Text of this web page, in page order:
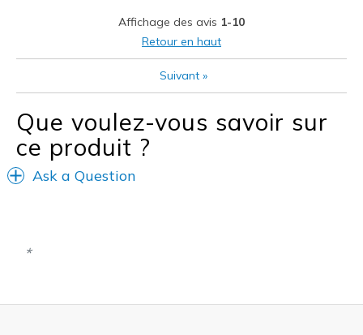
Les meilleures utilisations
Casual Wear
Going Out
Special Occasions
Travel
Affichage des avis 1-10
Retour en haut
Suivant »
Que voulez-vous savoir sur
ce produit ?
Ask a Question